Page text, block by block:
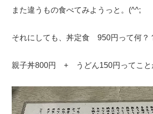
また違うもの食べてみようっと。(^^;
それにしても、丼定食 950円って何？
親子丼800円 + うどん150円ってこと